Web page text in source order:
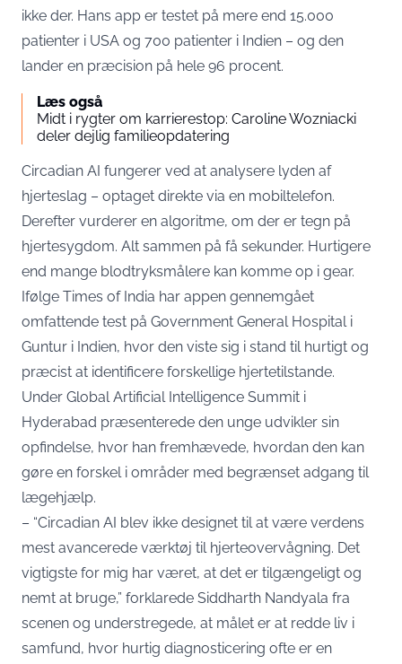
ikke der. Hans app er testet på mere end 15.000
patienter i USA og 700 patienter i Indien – og den
lander en præcision på hele 96 procent.
Læs også
Midt i rygter om karrierestop: Caroline Wozniacki
deler dejlig familieopdatering
Circadian AI fungerer ved at analysere lyden af
hjerteslag – optaget direkte via en mobiltelefon.
Derefter vurderer en algoritme, om der er tegn på
hjertesygdom. Alt sammen på få sekunder. Hurtigere
end mange blodtryksmålere kan komme op i gear.
Ifølge Times of India har appen gennemgået
omfattende test på Government General Hospital i
Guntur i Indien, hvor den viste sig i stand til hurtigt og
præcist at identificere forskellige hjertetilstande.
Under Global Artificial Intelligence Summit i
Hyderabad præsenterede den unge udvikler sin
opfindelse, hvor han fremhævede, hvordan den kan
gøre en forskel i områder med begrænset adgang til
lægehjælp.
– “Circadian AI blev ikke designet til at være verdens
mest avancerede værktøj til hjerteovervågning. Det
vigtigste for mig har været, at det er tilgængeligt og
nemt at bruge,” forklarede Siddharth Nandyala fra
scenen og understregede, at målet er at redde liv i
samfund, hvor hurtig diagnosticering ofte er en